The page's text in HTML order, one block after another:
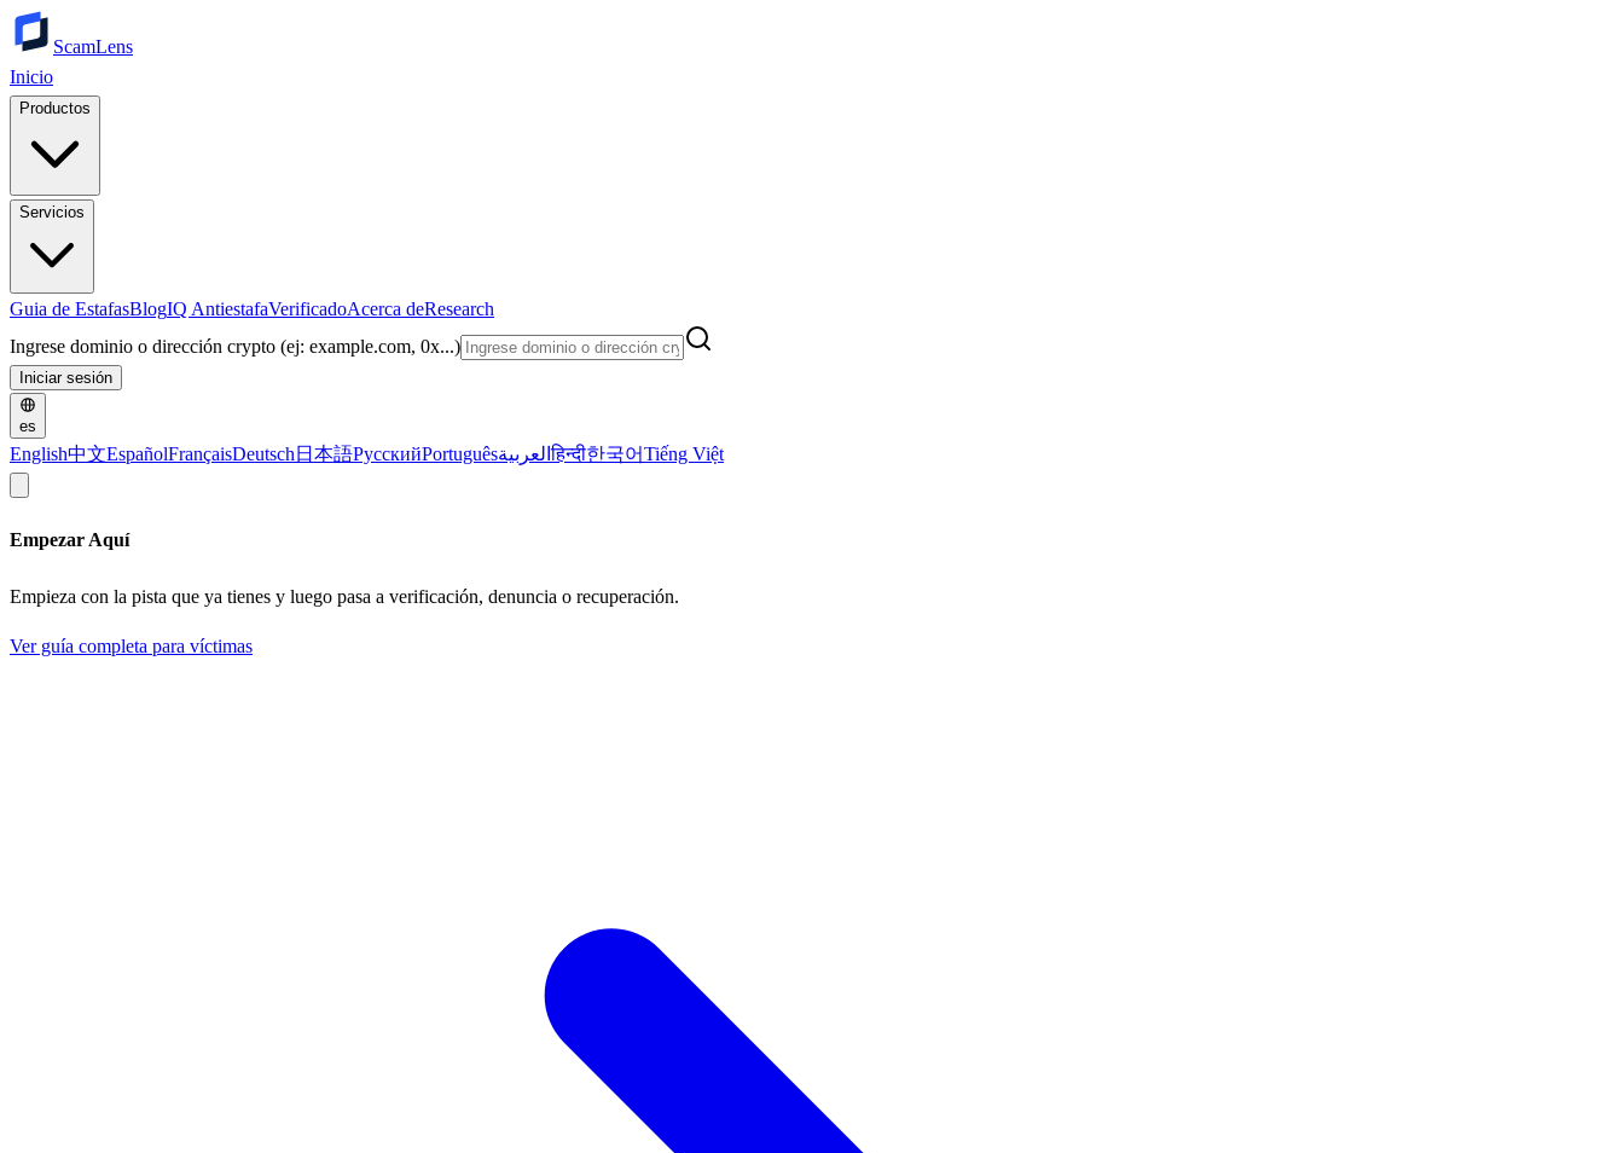
ScamLens
Inicio
Productos
Servicios
Guia de EstafasBlogIQ AntiestafaVerificadoAcerca deResearch
Ingrese dominio o dirección crypto (ej: example.com, 0x...)
Iniciar sesión
es
English中文EspañolFrançaisDeutsch 日本語РусскийPortuguêsالعربيةहिन्दी한국어Tiếng Việt
Empezar Aquí
Empieza con la pista que ya tienes y luego pasa a verificación, denuncia o recuperación.
Ver guía completa para víctimas